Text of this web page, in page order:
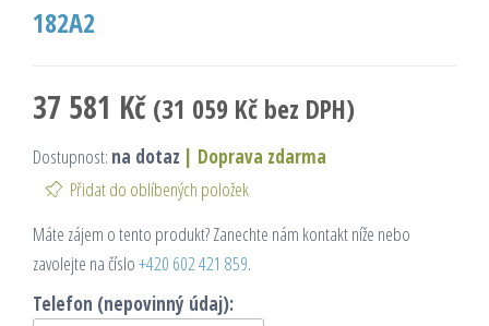
182A2
37 581 Kč (31 059 Kč bez DPH)
Dostupnost: na dotaz | Doprava zdarma
Přidat do oblíbených položek
Máte zájem o tento produkt? Zanechte nám kontakt níže nebo
zavolejte na číslo+420 602 421 859.
Telefon (nepovinný údaj):